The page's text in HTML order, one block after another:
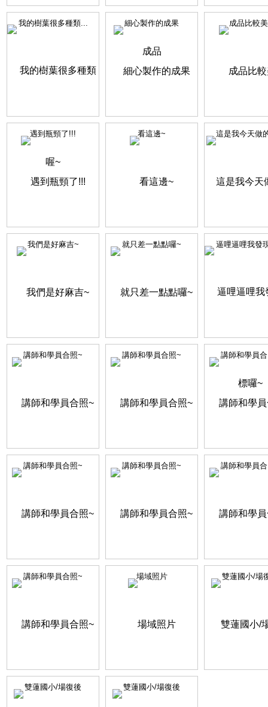
我的樹葉很多種類... 細心製作的成果 成品比較
遇到瓶頸了!!! 看這邊~ 這是我今天做
我們是好麻吉~ 就只差一點點囉~ 逼哩逼哩我發
講師和學員合照~ 講師和學員合照~ 講師和學員
講師和學員合照~ 講師和學員合照~ 講師和學員
講師和學員合照~ 場域照片 雙蓮國小/場
雙蓮國小/場復後 雙蓮國小/場復後